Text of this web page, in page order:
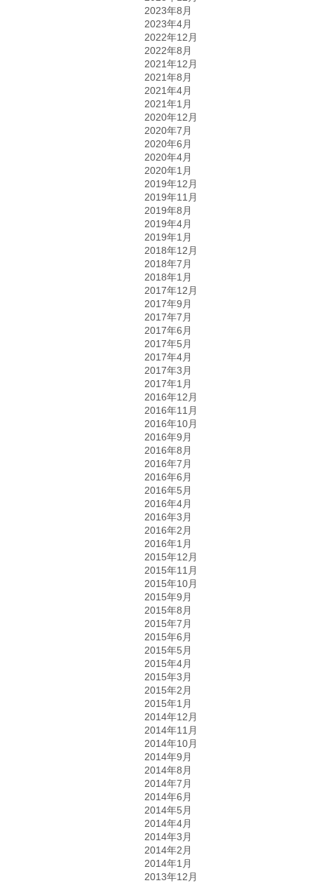
2023年8月
2023年4月
2022年12月
2022年8月
2021年12月
2021年8月
2021年4月
2021年1月
2020年12月
2020年7月
2020年6月
2020年4月
2020年1月
2019年12月
2019年11月
2019年8月
2019年4月
2019年1月
2018年12月
2018年7月
2018年1月
2017年12月
2017年9月
2017年7月
2017年6月
2017年5月
2017年4月
2017年3月
2017年1月
2016年12月
2016年11月
2016年10月
2016年9月
2016年8月
2016年7月
2016年6月
2016年5月
2016年4月
2016年3月
2016年2月
2016年1月
2015年12月
2015年11月
2015年10月
2015年9月
2015年8月
2015年7月
2015年6月
2015年5月
2015年4月
2015年3月
2015年2月
2015年1月
2014年12月
2014年11月
2014年10月
2014年9月
2014年8月
2014年7月
2014年6月
2014年5月
2014年4月
2014年3月
2014年2月
2014年1月
2013年12月